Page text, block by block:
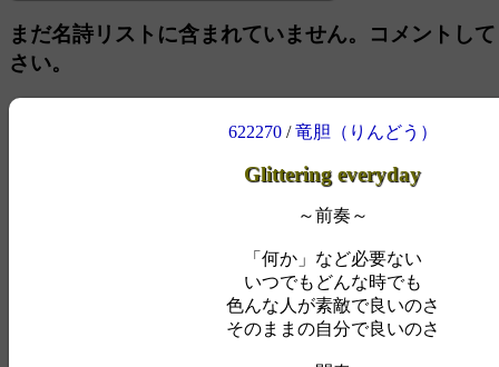
まだ名詩リストに含まれていません。コメントし
さい。
622270/竜胆（りんどう）
Glittering everyday
～前奏～
「何か」など必要ない
いつでもどんな時でも
色んな人が素敵で良いのさ
そのままの自分で良いのさ